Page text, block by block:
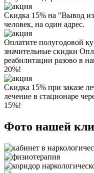
Скидка 15% на "Вывод из
человек, на один адрес.
Оплатите полугодовой
значительные скидки
реабилитации разово в
20%!
Скидка 15% при заказе
лечение в стационаре
15%!
Фото нашей